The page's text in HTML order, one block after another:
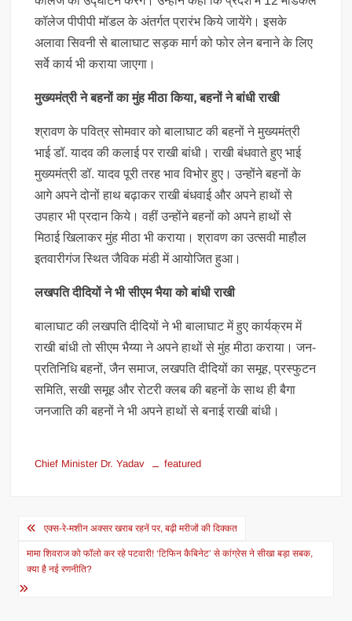
कॉलेज पीपीपी मॉडल के अंतर्गत प्रारंभ किये जायेंगे। इसके
अलावा सिवनी से बालाघाट सड़क मार्ग को फोर लेन बनाने के लिए
सर्वे कार्य भी कराया जाएगा।
मुख्यमंत्री ने बहनों का मुंह मीठा किया, बहनों ने बांधी राखी
श्रावण के पवित्र सोमवार को बालाघाट की बहनों ने मुख्यमंत्री
भाई डॉ. यादव की कलाई पर राखी बांधी। राखी बंधवाते हुए भाई
मुख्यमंत्री डॉ. यादव पूरी तरह भाव विभोर हुए। उन्होंने बहनों के
आगे अपने दोनों हाथ बढ़ाकर राखी बंधवाई और अपने हाथों से
उपहार भी प्रदान किये। वहीं उन्होंने बहनों को अपने हाथों से
मिठाई खिलाकर मुंह मीठा भी कराया। श्रावण का उत्सवी माहौल
इतवारीगंज स्थित जैविक मंडी में आयोजित हुआ।
लखपति दीदियों ने भी सीएम भैया को बांधी राखी
बालाघाट की लखपति दीदियों ने भी बालाघाट में हुए कार्यक्रम में
राखी बांधी तो सीएम भैय्या ने अपने हाथों से मुंह मीठा कराया। जन-
प्रतिनिधि बहनों, जैन समाज, लखपति दीदियों का समूह, प्रस्फुटन
समिति, सखी समूह और रोटरी क्लब की बहनों के साथ ही बैगा
जनजाति की बहनों ने भी अपने हाथों से बनाई राखी बांधी।
Chief Minister Dr. Yadav featured
Post
navigation
एक्स-रे-मशीन अक्सर खराब रहनें पर, बढ़ी मरीजों की दिक्कत
मामा शिवराज को फॉलो कर रहे पटवारी! ‘टिफिन कैबिनेट’ से कांग्रेस ने सीखा बड़ा सबक,
क्या है नई रणनीति?